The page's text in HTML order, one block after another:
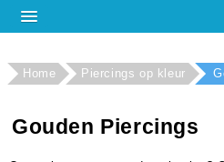
Home Piercings op kleur
Gouden Piercings